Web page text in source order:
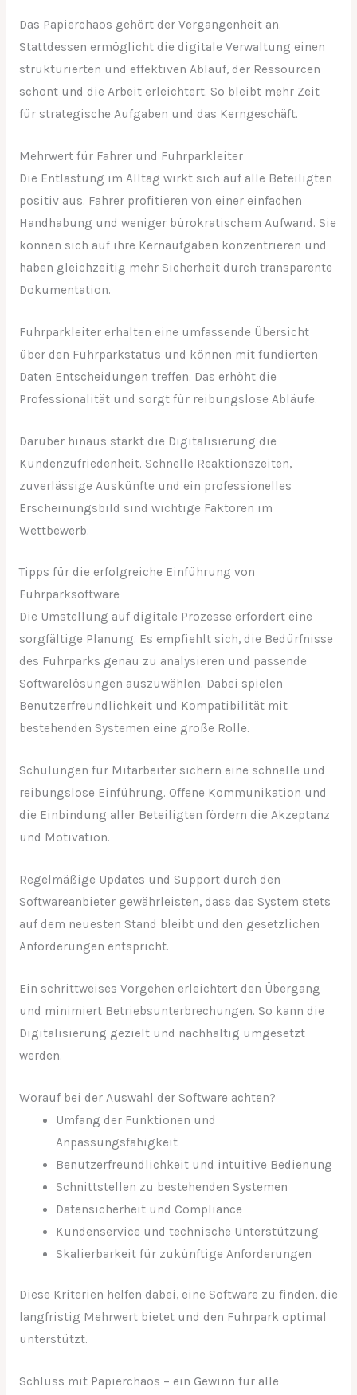
Das Papierchaos gehört der Vergangenheit an.
Stattdessen ermöglicht die digitale Verwaltung einen
strukturierten und effektiven Ablauf, der Ressourcen
schont und die Arbeit erleichtert. So bleibt mehr Zeit
für strategische Aufgaben und das Kerngeschäft.
Mehrwert für Fahrer und Fuhrparkleiter
Die Entlastung im Alltag wirkt sich auf alle Beteiligten
positiv aus. Fahrer profitieren von einer einfachen
Handhabung und weniger bürokratischem Aufwand. Sie
können sich auf ihre Kernaufgaben konzentrieren und
haben gleichzeitig mehr Sicherheit durch transparente
Dokumentation.
Fuhrparkleiter erhalten eine umfassende Übersicht
über den Fuhrparkstatus und können mit fundierten
Daten Entscheidungen treffen. Das erhöht die
Professionalität und sorgt für reibungslose Abläufe.
Darüber hinaus stärkt die Digitalisierung die
Kundenzufriedenheit. Schnelle Reaktionszeiten,
zuverlässige Auskünfte und ein professionelles
Erscheinungsbild sind wichtige Faktoren im
Wettbewerb.
Tipps für die erfolgreiche Einführung von
Fuhrparksoftware
Die Umstellung auf digitale Prozesse erfordert eine
sorgfältige Planung. Es empfiehlt sich, die Bedürfnisse
des Fuhrparks genau zu analysieren und passende
Softwarelösungen auszuwählen. Dabei spielen
Benutzerfreundlichkeit und Kompatibilität mit
bestehenden Systemen eine große Rolle.
Schulungen für Mitarbeiter sichern eine schnelle und
reibungslose Einführung. Offene Kommunikation und
die Einbindung aller Beteiligten fördern die Akzeptanz
und Motivation.
Regelmäßige Updates und Support durch den
Softwareanbieter gewährleisten, dass das System stets
auf dem neuesten Stand bleibt und den gesetzlichen
Anforderungen entspricht.
Ein schrittweises Vorgehen erleichtert den Übergang
und minimiert Betriebsunterbrechungen. So kann die
Digitalisierung gezielt und nachhaltig umgesetzt
werden.
Worauf bei der Auswahl der Software achten?
Umfang der Funktionen und
Anpassungsfähigkeit
Benutzerfreundlichkeit und intuitive Bedienung
Schnittstellen zu bestehenden Systemen
Datensicherheit und Compliance
Kundenservice und technische Unterstützung
Skalierbarkeit für zukünftige Anforderungen
Diese Kriterien helfen dabei, eine Software zu finden, die
langfristig Mehrwert bietet und den Fuhrpark optimal
unterstützt.
Schluss mit Papierchaos – ein Gewinn für alle